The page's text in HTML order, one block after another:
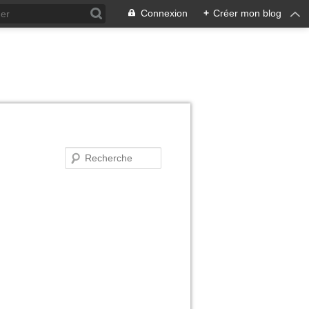
Connexion + Créer mon blog